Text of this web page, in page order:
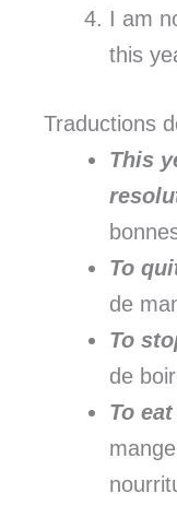
I am
this
Traductions
This
To
de
To
de
To